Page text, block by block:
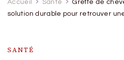
Accueil Santé
Greffe de
solution durable pour retrouver
SANTÉ